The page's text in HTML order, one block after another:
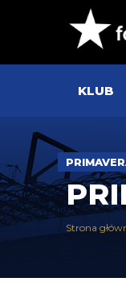
KLUB
Strona